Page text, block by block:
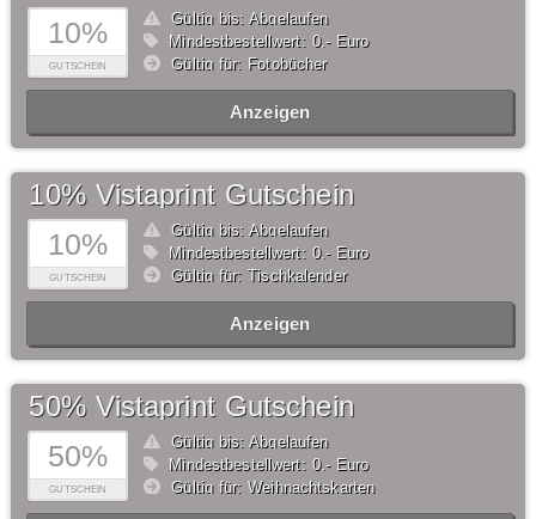
10%
GUTSCHEIN
Gültig bis: Abgelaufen
Mindestbestellwert: 0,- Euro
Gültig für: Fotobücher
Anzeigen
10%
GUTSCHEIN
10% Vistaprint Gutschein
Gültig bis: Abgelaufen
Mindestbestellwert: 0,- Euro
Gültig für: Tischkalender
Anzeigen
50%
GUTSCHEIN
50% Vistaprint Gutschein
Gültig bis: Abgelaufen
Mindestbestellwert: 0,- Euro
Gültig für: Weihnachtskarten